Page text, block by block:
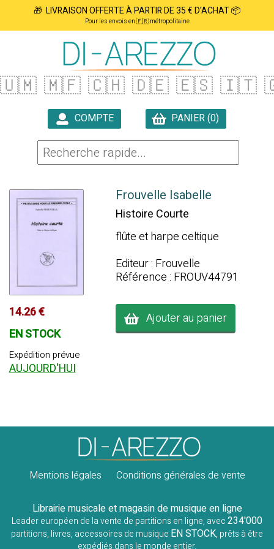
🎁 LIVRAISON OFFERTE À PARTIR DE 35 € D'ACHAT 📦
Pour les envois en 🇫🇷 métropolitaine
🇺🇲 🇲🇫 🇨🇭 🇩🇪 🇪🇸 🇮🇹
COMPTE
PANIER (0)
14.26 €
EN STOCK
Expédition prévue
AUJOURD'HUI
Frouvelle Isabelle
Histoire Courte
flûte et harpe celtique
Editeur : Frouvelle
Référence : FROUV44791
Ajouter au panier
Mentions légales Conditions générales de vente
Librairie musicale et magasin de musique en ligne
Leader européen de la vente de partitions en ligne, avec234'000
partitions, livres, accessoires de musique EN STOCK, prêts à être
expédiés dans le monde entier.